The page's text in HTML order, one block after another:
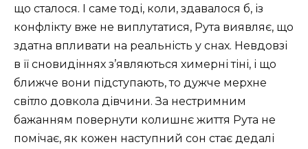
що сталося. І саме тоді, коли, здавалося б, із
конфлікту вже не виплутатися, Рута виявляє, що
здатна впливати на реальність у снах. Невдовзі
в її сновидіннях з’являються химерні тіні, і що
ближче вони підступають, то дужче мерхне
світло довкола дівчини. За нестримним
бажанням повернути колишнє життя Рута не
помічає, як кожен наступний сон стає дедалі